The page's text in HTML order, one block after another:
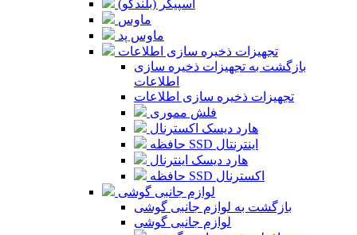
اسپیکر (بلندگو)
ماوس
ماوس پد
تجهیزات ذخیره سازی اطلاعات
بازگشت به تجهیزات ذخیره سازی
اطلاعات
تجهیزات ذخیره سازی اطلاعات
فلش مموری
هارد دیسک اکسترنال
حافظه SSD اینترنتال
هارد دیسک اینترنال
حافظه SSD اکسترنال
لوازم جانبی گوشی
بازگشت به لوازم جانبی گوشی
لوازم جانبی گوشی